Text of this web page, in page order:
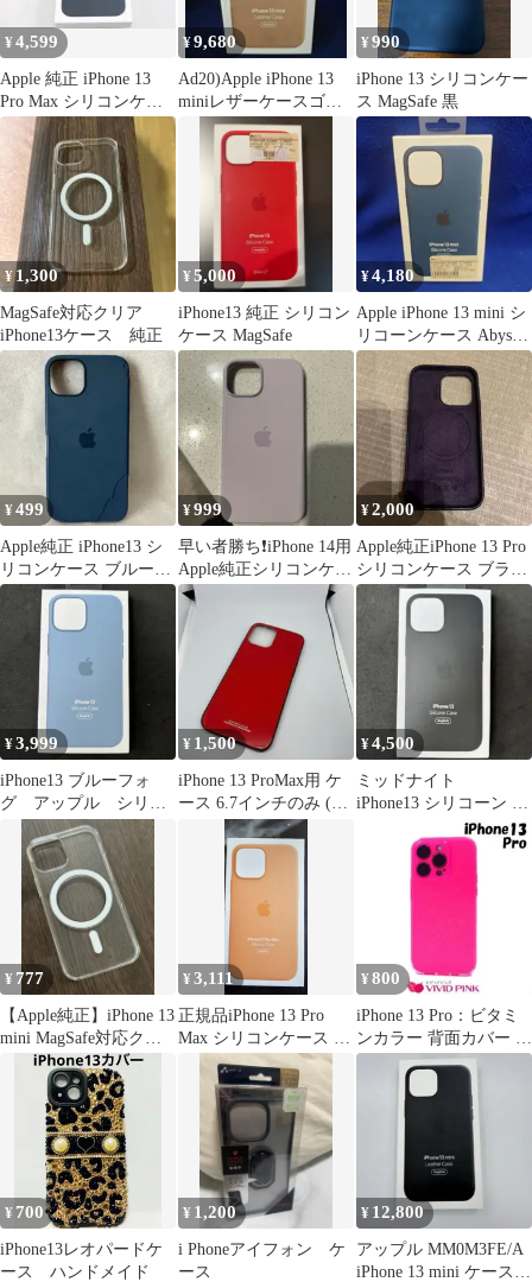
¥4,599
Apple 純正 iPhone 13
Pro Max シリコンケー
ス
¥9,680
Ad20)Apple iPhone 13
miniレザーケースゴー
ルデンブラウン
¥990
iPhone 13 シリコンケー
ス MagSafe 黒
¥1,300
MagSafe対応クリア
iPhone13ケース 純正
¥5,000
iPhone13 純正 シリコン
ケース MagSafe
¥4,180
Apple iPhone 13 mini シ
リコーンケース Abyss
Blue
¥499
Apple純正 iPhone13 シ
リコンケース ブルージ
ェイMM273FE/A
¥999
早い者勝ち❗️iPhone 14用
Apple純正シリコンケー
ス
¥2,000
Apple純正iPhone 13 Pro
シリコンケース ブラッ
ク
¥3,999
iPhone13 ブルーフォ
グ アップル シリコ
ーン Apple
¥ 1,500
iPhone 13 ProMax用 ケ
ース 6.7インチのみ (ガ
ラスレッド)
¥4,500
ミッドナイト
iPhone13 シリコーン ア
ップル Apple 新品
¥ 777
【Apple純正】iPhone 13
mini MagSafe対応クリ
アケース
¥3,111
正規品iPhone 13 Pro
Max シリコンケース オ
レンジ
¥ 800
iPhone 13 Pro：ビタミ
ンカラー 背面カバー ソ
フトケース★ピンク
¥ 700
iPhone13レオパードケ
ース ハンドメイド
¥ 1,200
i Phoneアイフォン ケ
ース
¥ 12,800
アップル MM0M3FE/A
iPhone 13 mini ケース